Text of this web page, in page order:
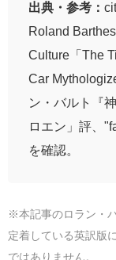
出典・参考：
Roland
Culture「The
Car
ン・バルト『
ロエン」評、
を確認。
※本記事のロラン・
定着している英訳版
ではありません。